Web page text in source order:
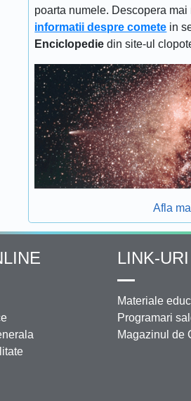
poarta numele. Descopera mai
informatii despre comete in
Enciclopedie din site-ul
Afla
LINK-
Materiale
Programari
Magazinul de